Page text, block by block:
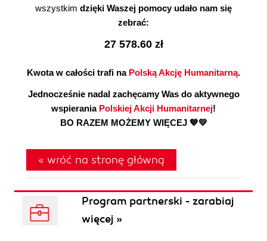
wszystkim dzięki Waszej pomocy udało nam się
zebrać:
27 578.60 zł
Kwota w całości trafi na Polską Akcję Humanitarną.
Jednocześnie nadal zachęcamy Was do aktywnego
wspierania Polskiej Akcji Humanitarnej!
BO RAZEM MOŻEMY WIĘCEJ 💙💛
« wróć na stronę główną
Program partnerski - zarabiaj
więcej »